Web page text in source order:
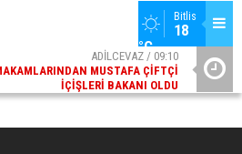
Bitlis
18
°C
ADİLCEVAZ / 12:00
VAKASI TESPIT EDILEN KÖY,
KARANTINAYA ALINDI